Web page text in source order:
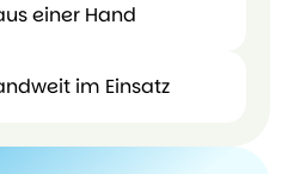
einer Hand
im Einsatz